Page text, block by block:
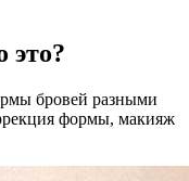
это?
бровей разными
формы, макияж